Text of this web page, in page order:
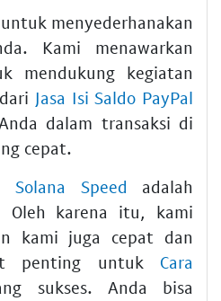
menyederhanakan
Kami menawarkan
mendukung kegiatan
Jasa Isi Saldo PayPal
dalam transaksi di
cepat.
Solana Speed adalah
Oleh karena itu, kami
kami juga cepat dan
penting untuk Cara
sukses. Anda bisa